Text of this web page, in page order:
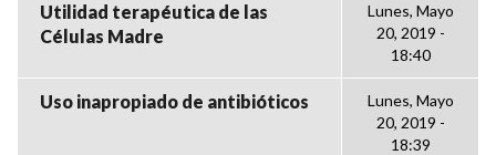
Utilidad terapéutica de las
Células Madre
Lunes, Mayo
20, 2019 -
18:40
Uso inapropiado de antibióticos
Lunes, Mayo
20, 2019 -
18:39